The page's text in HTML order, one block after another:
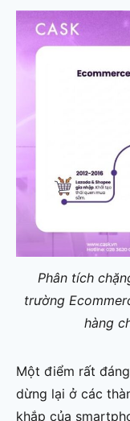
Phân tích
trường
hàng
Một điểm rất
dừng lại ở các
khắp của